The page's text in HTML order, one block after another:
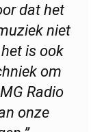
dat het
niet
is ook
om
Radio
onze